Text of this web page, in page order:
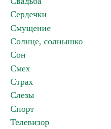
Сердечки
Смущение
Солнце, солнышко
Сон
Смех
Страх
Слезы
Спорт
Телевизор